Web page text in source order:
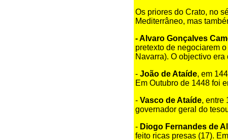
Os priores do Crato, no
Mediterrâneo, mas
- Alvaro Gonçalves
pretexto de negociarem
Navarra). O objectivo
- João de Ataíde, em
Em Outubro de 1448 foi
- Vasco de Ataíde, entre
governador geral do
- Diogo Fernandes de
feito ricas presas (17).